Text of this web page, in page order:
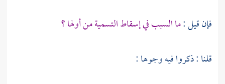
فإن قيل :ما السبب في إسقاط التسمية من أولها ؟
قلنا : ذكروا فيه وجوها :